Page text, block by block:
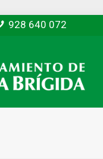
928 640 072